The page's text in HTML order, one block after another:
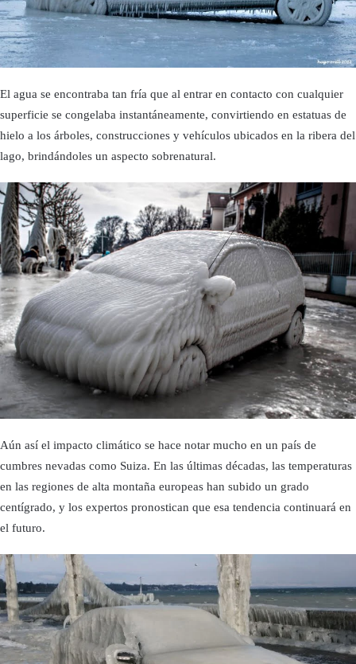
El agua se encontraba tan frí­a que al entrar en contacto con cualquier
superficie se congelaba instantáneamente, convirtiendo en estatuas de
hielo a los árboles, construcciones y vehículos ubicados en la ribera del
lago, brindándoles un aspecto sobrenatural.
Aún así el impacto climático se hace notar mucho en un país de
cumbres nevadas como Suiza. En las últimas décadas, las temperaturas
en las regiones de alta montaña europeas han subido un grado
centígrado, y los expertos pronostican que esa tendencia continuará en
el futuro.